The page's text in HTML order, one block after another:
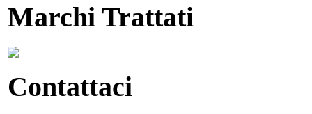
Marchi Trattati
Contattaci